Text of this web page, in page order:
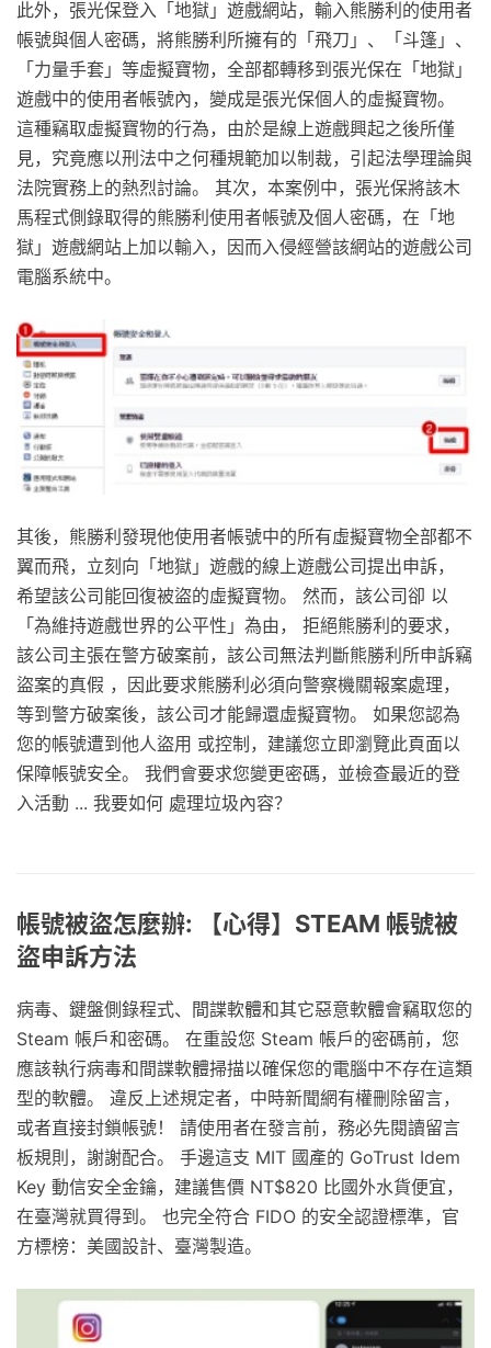
此外，張光保登入「地獄」遊戲網站，輸入熊勝利的使用者
帳號與個人密碼，將熊勝利所擁有的「飛刀」、「斗篷」、
「力量手套」等虛擬寶物，全部都轉移到張光保在「地獄」
遊戲中的使用者帳號內，變成是張光保個人的虛擬寶物。
這種竊取虛擬寶物的行為，由於是線上遊戲興起之後所僅
見，究竟應以刑法中之何種規範加以制裁，引起法學理論與
法院實務上的熱烈討論。 其次，本案例中，張光保將該木
馬程式側錄取得的熊勝利使用者帳號及個人密碼，在「地
獄」遊戲網站上加以輸入，因而入侵經營該網站的遊戲公司
電腦系統中。
其後，熊勝利發現他使用者帳號中的所有虛擬寶物全部都不
翼而飛，立刻向「地獄」遊戲的線上遊戲公司提出申訴，
希望該公司能回復被盜的虛擬寶物。 然而，該公司卻 以
「為維持遊戲世界的公平性」為由， 拒絕熊勝利的要求，
該公司主張在警方破案前，該公司無法判斷熊勝利所申訴竊
盜案的真假 ，因此要求熊勝利必須向警察機關報案處理，
等到警方破案後，該公司才能歸還虛擬寶物。 如果您認為
您的帳號遭到他人盜用 或控制，建議您立即瀏覽此頁面以
保障帳號安全。 我們會要求您變更密碼，並檢查最近的登
入活動 ... 我要如何 處理垃圾內容？
帳號被盜怎麼辦: 【心得】STEAM 帳號被
盜申訴方法
病毒、鍵盤側錄程式、間諜軟體和其它惡意軟體會竊取您的
Steam 帳戶和密碼。 在重設您 Steam 帳戶的密碼前，您
應該執行病毒和間諜軟體掃描以確保您的電腦中不存在這類
型的軟體。 違反上述規定者，中時新聞網有權刪除留言，
或者直接封鎖帳號！ 請使用者在發言前，務必先閱讀留言
板規則，謝謝配合。 手邊這支 MIT 國產的 GoTrust Idem
Key 動信安全金鑰，建議售價 NT$820 比國外水貨便宜，
在臺灣就買得到。 也完全符合 FIDO 的安全認證標準，官
方標榜：美國設計、臺灣製造。